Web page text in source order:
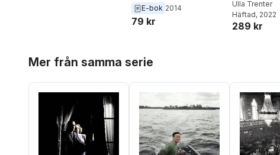
E-bok 2014
79 kr
Ulla Trenter
Häftad, 2022
289 kr
Mer från samma serie